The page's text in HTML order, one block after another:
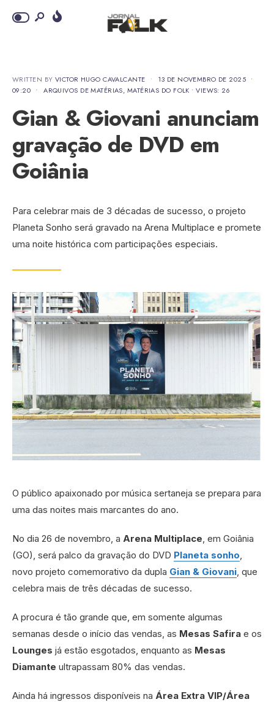
WRITTEN BY VICTOR HUGO CAVALCANTE • 13 DE NOVEMBRO DE 2025 •
09:20 • ARQUIVOS DE MATÉRIAS, MATÉRIAS DO FOLK •VIEWS: 26
Gian & Giovani anunciam
gravação de DVD em
Goiânia
Para celebrar mais de 3 décadas de sucesso, o projeto
Planeta Sonho será gravado na Arena Multiplace e promete
uma noite histórica com participações especiais.
O público apaixonado por música sertaneja se prepara para
uma das noites mais marcantes do ano.
No dia 26 de novembro, a Arena Multiplace , em Goiânia
(GO), será palco da gravação do DVD Planeta sonho
novo projeto comemorativo da dupla Gian & Giovani , que
celebra mais de três décadas de sucesso.
A procura é tão grande que, em somente algumas
semanas desde o início das vendas, as Mesas Safira e os
Lounges já estão esgotados, enquanto as Mesas
Diamante ultrapassam 80% das vendas.
Ainda há ingressos disponíveis na Área Extra VIP/Área